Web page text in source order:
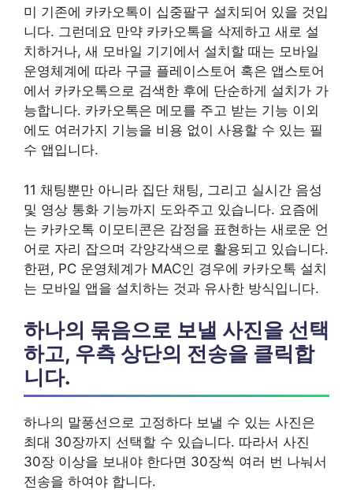
미 기존에 카카오톡이 십중팔구 설치되어 있을 것입
니다. 그런데요 만약 카카오톡을 삭제하고 새로 설
치하거나, 새 모바일 기기에서 설치할 때는 모바일
운영체계에 따라 구글 플레이스토어 혹은 앱스토어
에서 카카오톡으로 검색한 후에 단순하게 설치가 가
능합니다. 카카오톡은 메모를 주고 받는 기능 이외
에도 여러가지 기능을 비용 없이 사용할 수 있는 필
수 앱입니다.
11 채팅뿐만 아니라 집단 채팅, 그리고 실시간 음성
및 영상 통화 기능까지 도와주고 있습니다. 요즘에
는 카카오톡 이모티콘은 감정을 표현하는 새로운 언
어로 자리 잡으며 각양각색으로 활용되고 있습니다.
한편, PC 운영체계가 MAC인 경우에 카카오톡 설치
는 모바일 앱을 설치하는 것과 유사한 방식입니다.
하나의 묶음으로 보낼 사진을 선택
하고, 우측 상단의 전송을 클릭합
니다.
하나의 말풍선으로 고정하다 보낼 수 있는 사진은
최대 30장까지 선택할 수 있습니다. 따라서 사진
30장 이상을 보내야 한다면 30장씩 여러 번 나눠서
전송을 하여야 합니다.